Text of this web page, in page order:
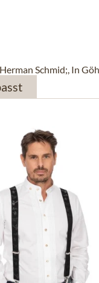
Herman Schmid;, In